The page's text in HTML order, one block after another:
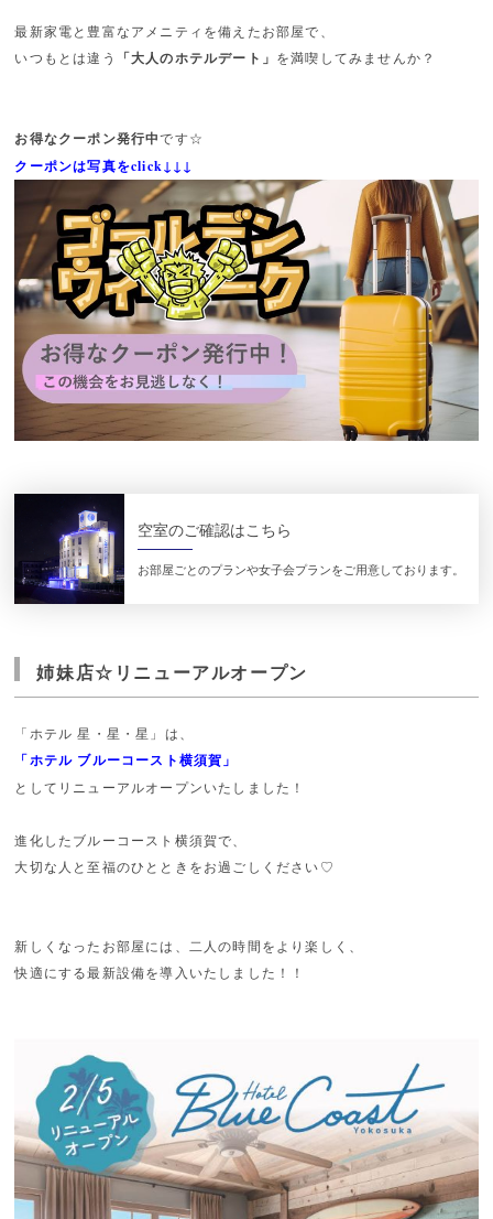
最新家電と豊富なアメニティを備えたお部屋で、
いつもとは違う
「大人のホテルデート」 を満喫してみませんか？
お得なクーポン発行中です☆
クーポンは写真をclick↓↓↓
空室のご確認はこちら
お部屋ごとのプランや女子会プランをご用意しております。
姉妹店☆リニューアルオープン
「ホテル 星・星・星」は、
「ホテル ブルーコースト横須賀」
としてリニューアルオープンいたしました！
進化したブルーコースト横須賀で、
大切な人と至福のひとときをお過ごしください♡
新しくなったお部屋には、二人の時間をより楽しく、
快適にする最新設備を導入いたしました！！